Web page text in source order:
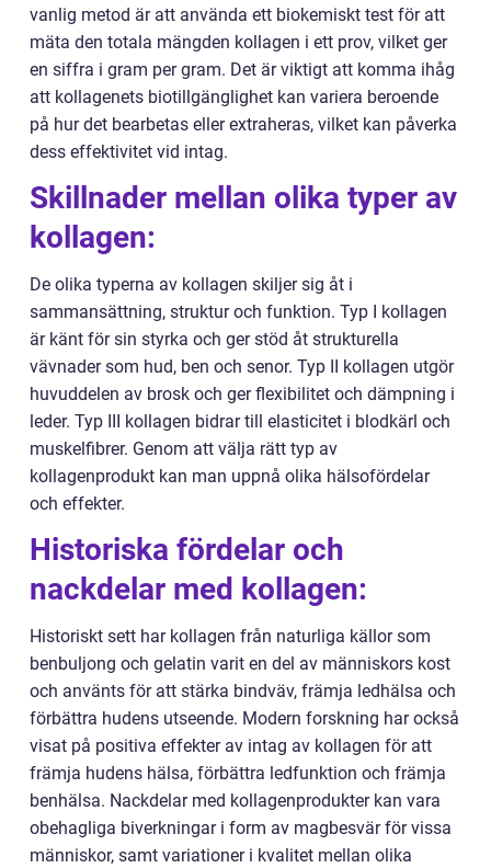
vanlig metod är att använda ett biokemiskt test för att
mäta den totala mängden kollagen i ett prov, vilket ger
en siffra i gram per gram. Det är viktigt att komma ihåg
att kollagenets biotillgänglighet kan variera beroende
på hur det bearbetas eller extraheras, vilket kan påverka
dess effektivitet vid intag.
Skillnader mellan olika typer av
kollagen:
De olika typerna av kollagen skiljer sig åt i
sammansättning, struktur och funktion. Typ I kollagen
är känt för sin styrka och ger stöd åt strukturella
vävnader som hud, ben och senor. Typ II kollagen utgör
huvuddelen av brosk och ger flexibilitet och dämpning i
leder. Typ III kollagen bidrar till elasticitet i blodkärl och
muskelfibrer. Genom att välja rätt typ av
kollagenprodukt kan man uppnå olika hälsofördelar
och effekter.
Historiska fördelar och
nackdelar med kollagen:
Historiskt sett har kollagen från naturliga källor som
benbuljong och gelatin varit en del av människors kost
och använts för att stärka bindväv, främja ledhälsa och
förbättra hudens utseende. Modern forskning har också
visat på positiva effekter av intag av kollagen för att
främja hudens hälsa, förbättra ledfunktion och främja
benhälsa. Nackdelar med kollagenprodukter kan vara
obehagliga biverkningar i form av magbesvär för vissa
människor, samt variationer i kvalitet mellan olika